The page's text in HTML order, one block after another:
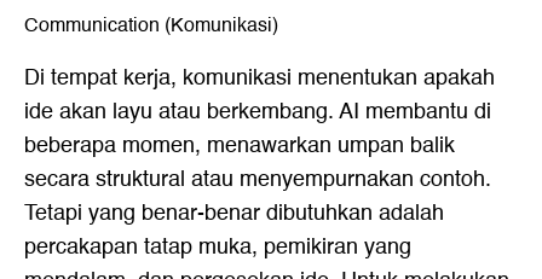
Communication (Komunikasi)
Di tempat kerja, komunikasi menentukan apakah
ide akan layu atau berkembang. AI membantu di
beberapa momen, menawarkan umpan balik
secara struktural atau menyempurnakan contoh.
Tetapi yang benar-benar dibutuhkan adalah
percakapan tatap muka, pemikiran yang